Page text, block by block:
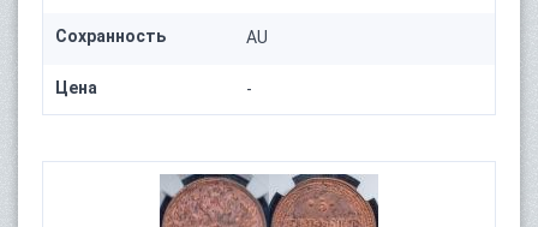
Сохранность AU
Цена -